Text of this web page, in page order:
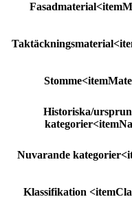
Fasadmaterial
Taktäckningsmaterial
Stomme
Historiska/
kategorier
Nuvarande kategorier
Klassifikation